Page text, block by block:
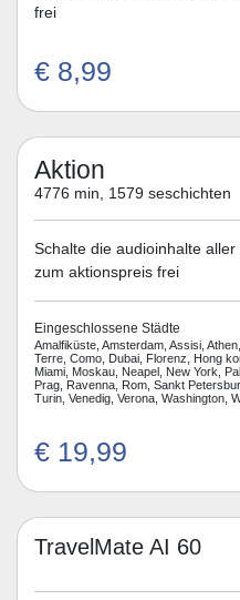
frei
€ 8,99
Aktion
4776 min, 1579 seschichten
Schalte die audioinhalte
zum aktionspreis frei
Eingeschlossene Städte
Amalfiküste, Amsterdam, Assisi,
Terre, Como, Dubai, Florenz, Hong
Miami, Moskau, Neapel, New York,
Prag, Ravenna, Rom, Sankt
Turin, Venedig, Verona, Washington,
€ 19,99
TravelMate AI 60